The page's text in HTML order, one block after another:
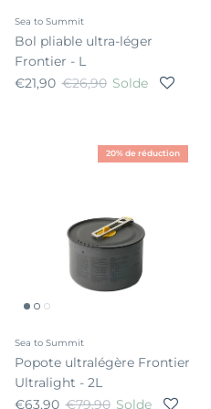
Sea to Summit
Bol pliable ultra-léger
Frontier - L
Prix soldé
€21,90 Prix habituel
€26,90 Solde
20% de réduction
Sea to Summit
Popote ultralégère Frontier
Ultralight - 2L
Prix soldé
€63,90 Prix habituel
€79,90 Solde